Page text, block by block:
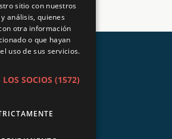
sitio con nuestros
análisis, quienes
otra información
o que hayan
uso de sus servicios.
SOCIOS (1572)